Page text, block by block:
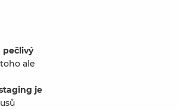
pečlivý
ale
je